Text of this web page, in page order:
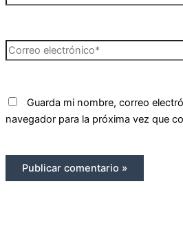
Correo
electrónico*
Guarda mi nombre, correo
navegador para la próxima vez que